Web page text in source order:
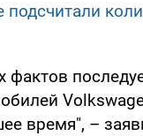
подсчитали
фактов
время", –